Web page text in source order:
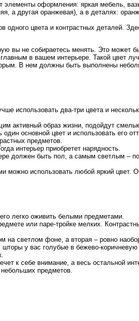
элементы оформления: яркая мебель,
а другая оранжевая), а в деталях:
цвета и контрастных деталей.
вы не собираетесь менять. Это может
в вашем интерьере. Такой цвет
В нем должны быть выполнены
использовать два-три цвета и
активный образ жизни, подойдут
основной цвет и использовать его
предметов.
интерьер приобретет нарядность.
должен быть пол, а самым светлым –
использовать любой яркий цвет.
легко оживить белыми предметами.
или паре-тройке мелких.
на светлом фоне, а вторая – ровно
у вас голубые в бежево-
к себе внимание, а весь остальной
предметов.